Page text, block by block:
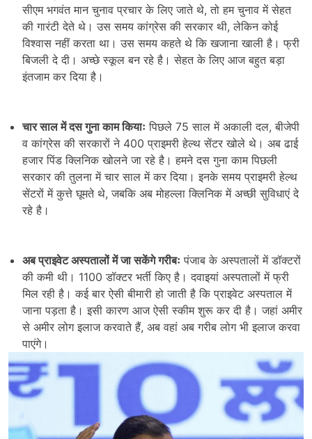
सीएम भगवंत मान चुनाव प्रचार के लिए जाते थे, तो हम चुनाव में सेहत
की गारंटी देते थे। उस समय कांग्रेस की सरकार थी, लेकिन कोई
विश्वास नहीं करता था। उस समय कहते थे कि खजाना खाली है। फ्री
बिजली दे दी। अच्छे स्कूल बन रहे है। सेहत के लिए आज बहुत बड़ा
इंतजाम कर दिया है।
चार साल में दस गुना काम कियाः पिछले 75 साल में अकाली दल, बीजेपी
व कांग्रेस की सरकारों ने 400 प्राइमरी हेल्थ सेंटर खोले थे। अब ढाई
हजार पिंड क्लिनिक खोलने जा रहे है। हमने दस गुना काम पिछली
सरकार की तुलना में चार साल में कर दिया। इनके समय प्राइमरी हेल्थ
सेंटरों में कुत्ते घूमते थे, जबकि अब मोहल्ला क्लिनिक में अच्छी सुविधाएं दे
रहे है।
अब प्राइवेट अस्पतालों में जा सकेंगे गरीबः पंजाब के अस्पतालों में डॉक्टरों
की कमी थी। 1100 डॉक्टर भर्ती किए है। दवाइयां अस्पतालों में फ्री
मिल रही है। कई बार ऐसी बीमारी हो जाती है कि प्राइवेट अस्पताल में
जाना पड़ता है। इसी कारण आज ऐसी स्कीम शुरू कर दी है। जहां अमीर
से अमीर लोग इलाज करवाते हैं, अब वहां अब गरीब लोग भी इलाज करवा
पाएंगे।